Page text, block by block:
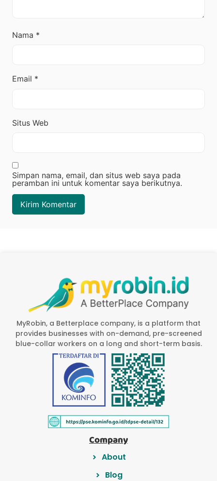
Nama *
Email *
Situs Web
Simpan nama, email, dan situs web saya pada
peramban ini untuk komentar saya berikutnya.
MyRobin, a Betterplace company, is a platform that
provides businesses with on-demand, pre-screened
blue-collar workers on a long and short-term basis.
Company
About
Blog